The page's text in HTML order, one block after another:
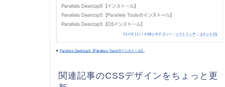
関連記事のCSSデザインをちょっと更